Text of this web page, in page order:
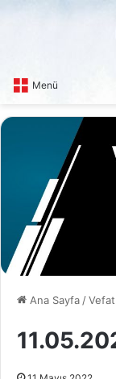
Menü
Ana Sayfa /Vefat